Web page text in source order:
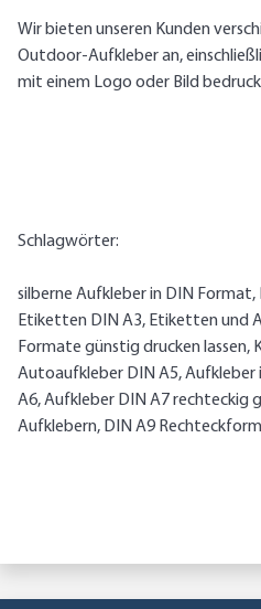
Wir bieten unseren Kunden
Outdoor-Aufkleber an,
mit einem Logo oder Bild
Schlagwörter:
silberne Aufkleber in DIN Format,
Etiketten DIN A3, Etiketten und
Formate günstig drucken
Autoaufkleber DIN A5, Aufkleber
A6, Aufkleber DIN A7 rechteckig
Aufklebern, DIN A9